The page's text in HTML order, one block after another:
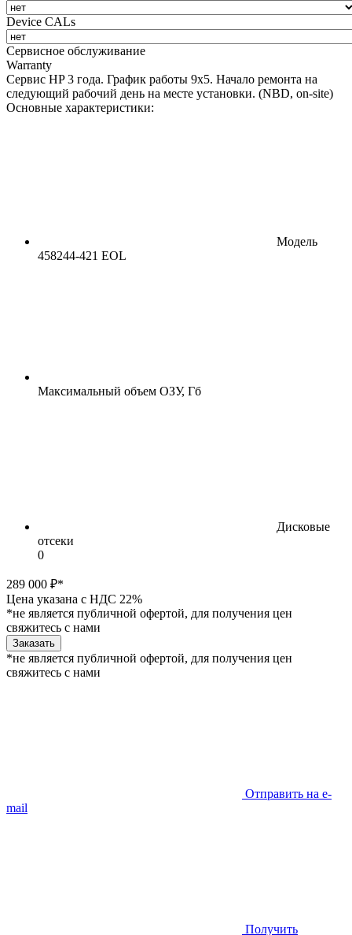
Device CALs
Сервисное обслуживание
Warranty
Сервис HP 3 года. График работы 9х5. Начало ремонта на
следующий рабочий день на месте установки. (NBD, on-site)
Основные характеристики:
Модель
458244-421 EOL
Максимальный объем ОЗУ, Гб
Дисковые
отсеки
0
289 000 ₽*
Цена указана с НДС 22%
*не является публичной офертой, для получения цен
свяжитесь с нами
Заказать
*не является публичной офертой, для получения цен
свяжитесь с нами
Отправить на e-
mail
Получить